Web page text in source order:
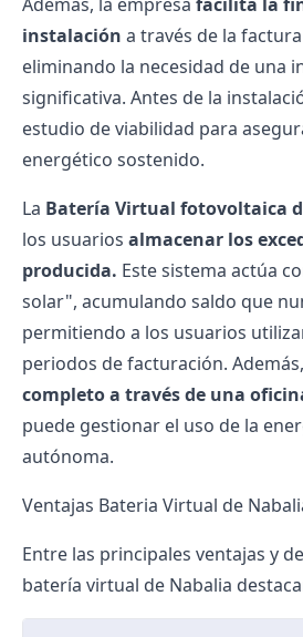
instalación a través de la
eliminando la necesidad de una
significativa. Antes de la
estudio de viabilidad para
energético sostenido.
La Batería Virtual fotovoltaica
los usuarios almacenar los
producida. Este sistema actúa
solar", acumulando saldo que
permitiendo a los usuarios
periodos de facturación.
completo a través de una
puede gestionar el uso de la
autónoma.
Ventajas Bateria Virtual de
Entre las principales ventajas y
batería virtual de Nabalia